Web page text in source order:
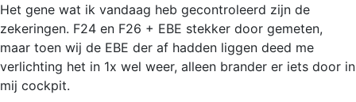
Het gene wat ik vandaag heb gecontroleerd zijn de
zekeringen. F24 en F26 + EBE stekker door gemeten,
maar toen wij de EBE der af hadden liggen deed me
verlichting het in 1x wel weer, alleen brander er iets door in
mij cockpit.